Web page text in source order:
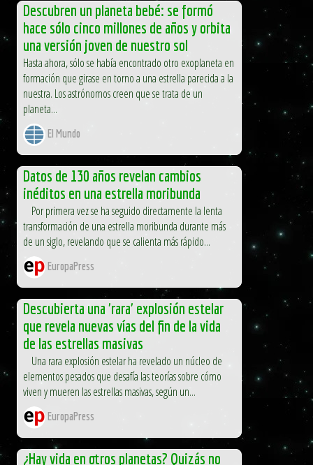
Descubren un planeta bebé: se formó
hace sólo cinco millones de años y orbita
una versión joven de nuestro sol
Hasta ahora, sólo se había encontrado otro exoplaneta en
formación que girase en torno a una estrella parecida a la
nuestra. Los astrónomos creen que se trata de un
planeta...
El Mundo
Datos de 130 años revelan cambios
inéditos en una estrella moribunda
Por primera vez se ha seguido directamente la lenta
transformación de una estrella moribunda durante más
de un siglo, revelando que se calienta más rápido...
EuropaPress
Descubierta una 'rara' explosión estelar
que revela nuevas vías del fin de la vida
de las estrellas masivas
Una rara explosión estelar ha revelado un núcleo de
elementos pesados que desafía las teorías sobre cómo
viven y mueren las estrellas masivas, según un...
EuropaPress
¿Hay vida en otros planetas? Quizás no